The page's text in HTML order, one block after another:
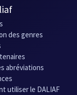
des genres
abréviations
utiliser le DALIAF